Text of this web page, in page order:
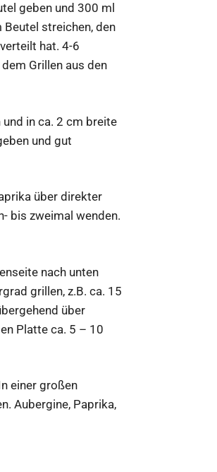
geben und 300 ml
streichen, den
hat. 4-6
Grillen aus den
in ca. 2 cm breite
und gut
über direkter
bis zweimal wenden.
nach unten
grillen, z.B. ca. 15
über
Platte ca. 5 – 10
einer großen
Aubergine, Paprika,